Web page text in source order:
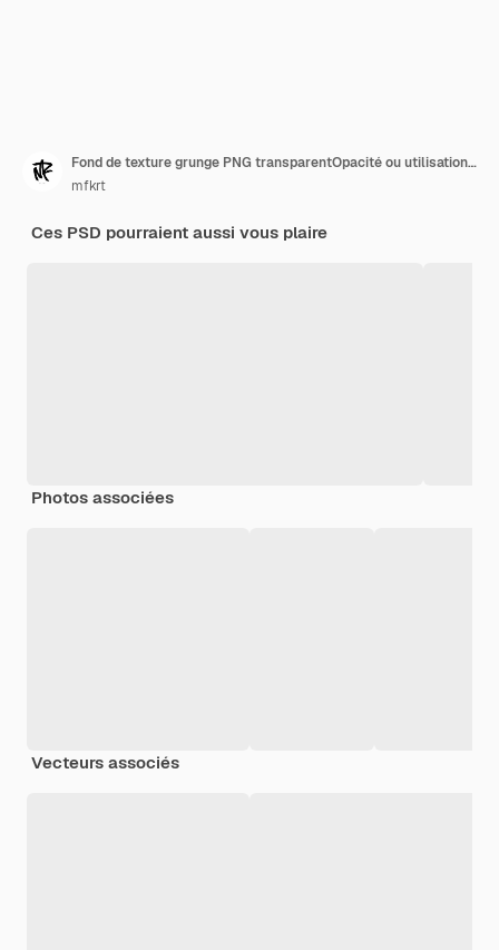
Fond de texture grunge PNG transparentOpacité ou utilisation du mode écran pour la superposition
mfkrt
Ces PSD pourraient aussi vous plaire
Photos associées
Vecteurs associés